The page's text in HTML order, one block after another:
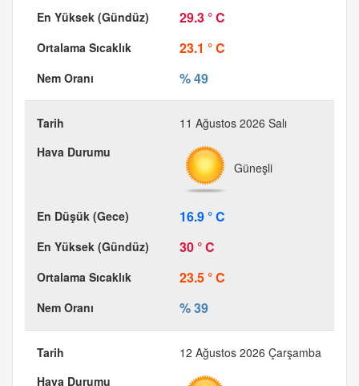
29.3 ° C
23.1 ° C
% 49
11 Ağustos 2026 Salı
Güneşli
16.9 ° C
30 ° C
23.5 ° C
% 39
12 Ağustos 2026 Çarşamba